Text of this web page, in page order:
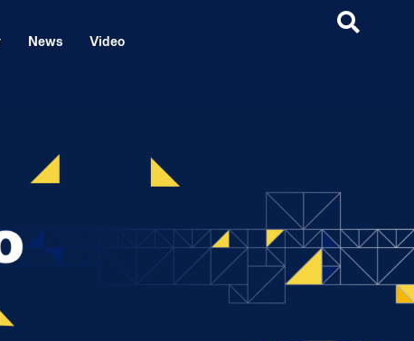
News Video